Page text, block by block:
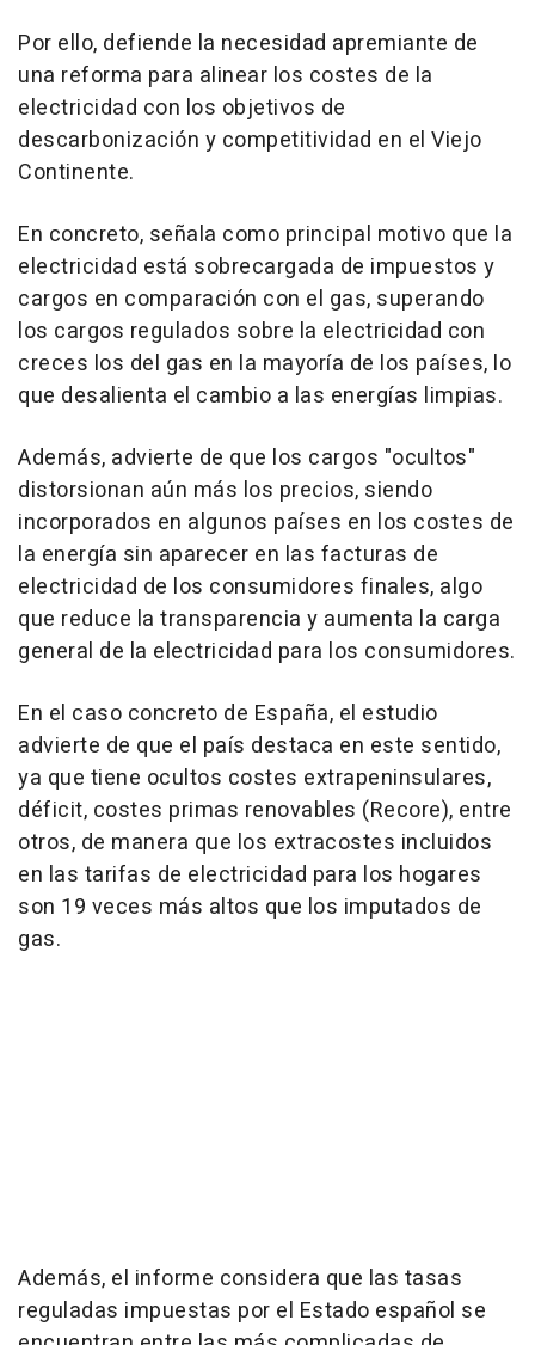
Por ello, defiende la necesidad apremiante de
una reforma para alinear los costes de la
electricidad con los objetivos de
descarbonización y competitividad en el Viejo
Continente.
En concreto, señala como principal motivo que la
electricidad está sobrecargada de impuestos y
cargos en comparación con el gas, superando
los cargos regulados sobre la electricidad con
creces los del gas en la mayoría de los países, lo
que desalienta el cambio a las energías limpias.
Además, advierte de que los cargos "ocultos"
distorsionan aún más los precios, siendo
incorporados en algunos países en los costes de
la energía sin aparecer en las facturas de
electricidad de los consumidores finales, algo
que reduce la transparencia y aumenta la carga
general de la electricidad para los consumidores.
En el caso concreto de España, el estudio
advierte de que el país destaca en este sentido,
ya que tiene ocultos costes extrapeninsulares,
déficit, costes primas renovables (Recore), entre
otros, de manera que los extracostes incluidos
en las tarifas de electricidad para los hogares
son 19 veces más altos que los imputados de
gas.
Además, el informe considera que las tasas
reguladas impuestas por el Estado español se